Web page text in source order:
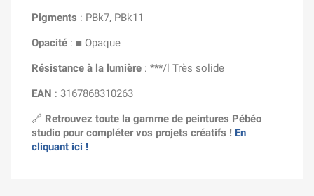
Pigments : PBk7, PBk11
Opacité : ■ Opaque
Résistance à la lumière : ***/l Très solide
EAN : 3167868310263
🔗 Retrouvez toute la gamme de peintures Pébéo
studio pour compléter vos projets créatifs ! En
cliquant ici !